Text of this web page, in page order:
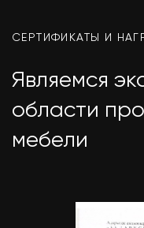
СЕРТИФИКАТЫ И
Являемся
области
мебели